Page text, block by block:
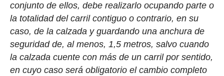
conjunto de ellos, debe realizarlo ocupando parte o
la totalidad del carril contiguo o contrario, en su
caso, de la calzada y guardando una anchura de
seguridad de, al menos, 1,5 metros, salvo cuando
la calzada cuente con más de un carril por sentido,
en cuyo caso será obligatorio el cambio completo